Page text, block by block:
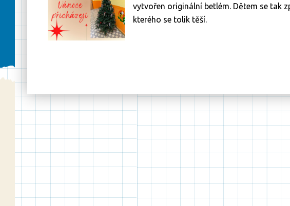
vytvořen originální betlém. Dětem se tak
kterého se tolik těší.